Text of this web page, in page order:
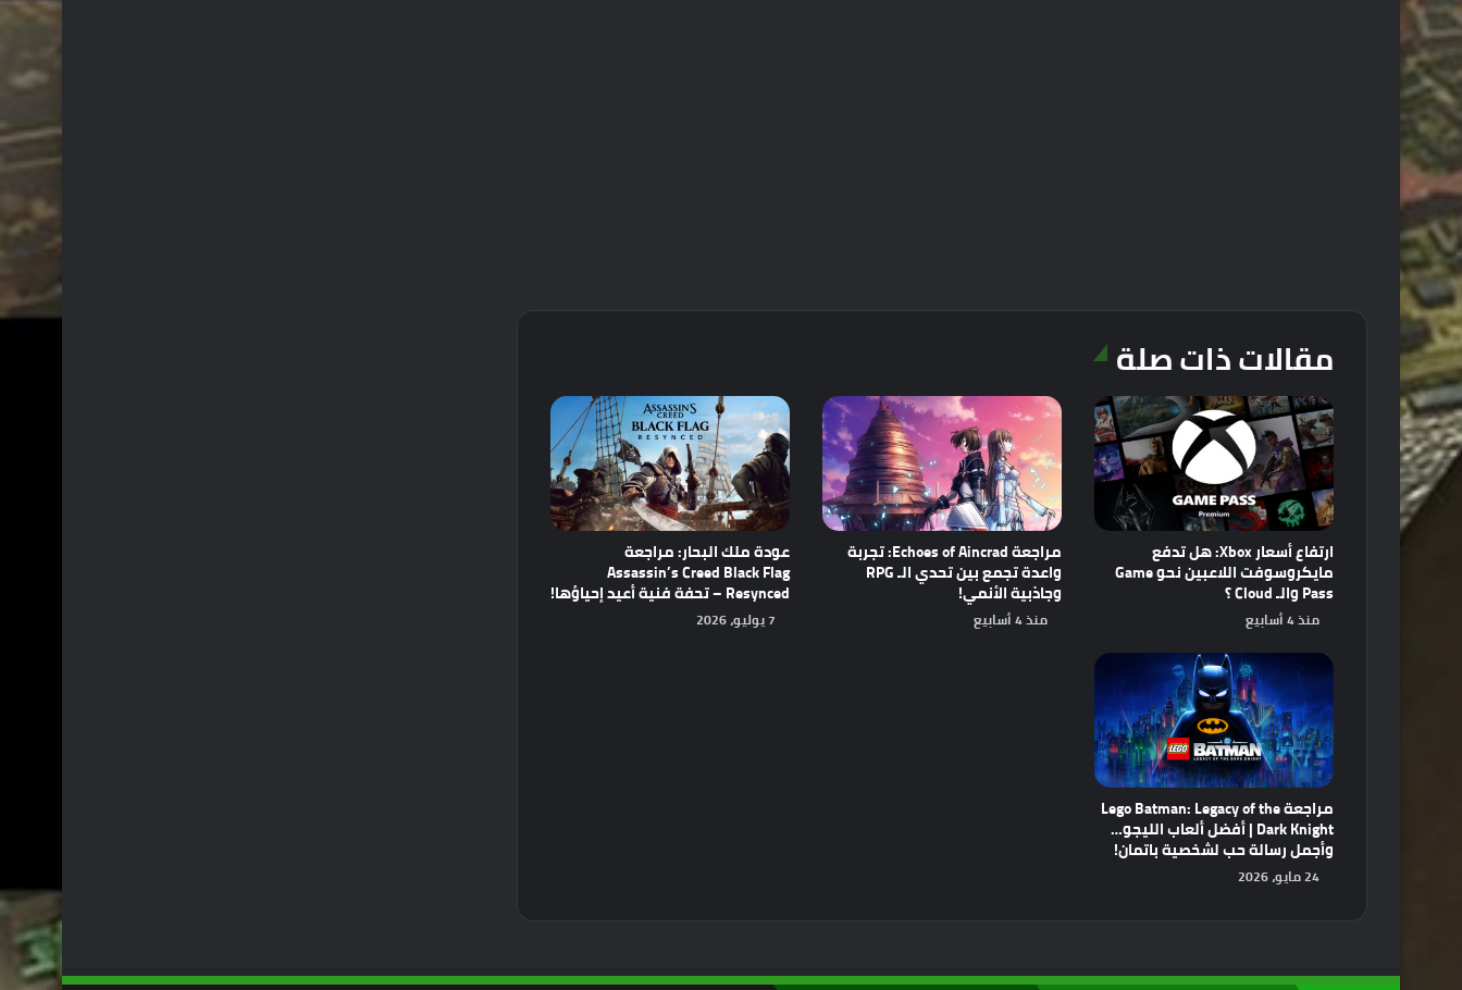
مقالات ذات صلة
ارتفاع أسعار Xbox: هل تدفع
مايكروسوفت اللاعبين نحو Game
Pass والـ Cloud ؟
منذ 4 أسابيع
مراجعة Echoes of Aincrad: تجربة
واعدة تجمع بين تحدي الـ RPG
وجاذبية الأنمي!
منذ 4 أسابيع
عودة ملك البحار: مراجعة
Assassin’s Creed Black Flag
Resynced – تحفة فنية أعيد إحياؤها!
7 يوليو، 2026
مراجعة Lego Batman: Legacy of the
Dark Knight | أفضل ألعاب الليجو…
وأجمل رسالة حب لشخصية باتمان!
24 مايو، 2026